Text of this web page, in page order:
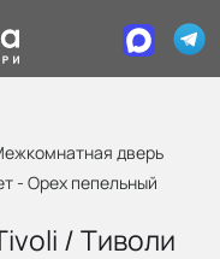
дверь
- Орех пепельный
/ Тиволи